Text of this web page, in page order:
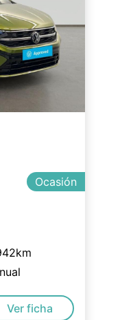
Ocasión
Ver ficha